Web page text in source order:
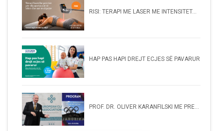
RISI: TERAPI ME LASER ME INTENSITET...
HAP PAS HAPI DREJT ECJES SË PAVARUR
PROF. DR. OLIVER KARANFILSKI ME PRE...